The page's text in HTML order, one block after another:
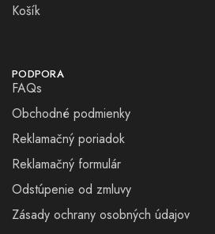
Košík
PODPORA
FAQs
Obchodné podmienky
Reklamačný poriadok
Reklamačný formulár
Odstúpenie od zmluvy
Zásady ochrany osobných údajov